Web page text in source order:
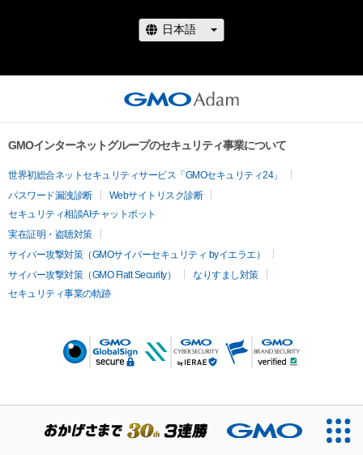
GMOインターネットグループのセキュリティ事業について
世界初総合ネットセキュリティサービス「GMOセキュリティ24」
パスワード漏洩診断
Webサイトリスク診断
セキュリティ相談AIチャットボット
実在証明・盗聴対策
サイバー攻撃対策（GMOサイバーセキュリティ byイエラエ）
サイバー攻撃対策（GMO Flatt Security）
なりすまし対策
セキュリティ事業の軌跡